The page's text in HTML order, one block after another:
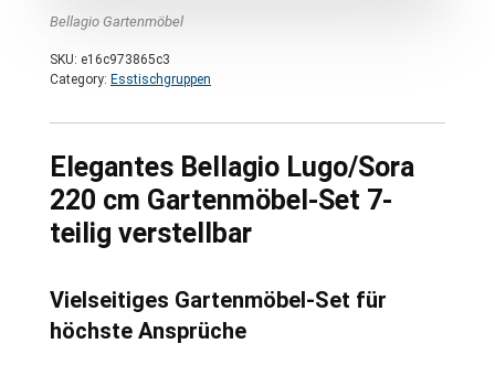
Bellagio Gartenmöbel
SKU: e16c973865c3
Category: Esstischgruppen
Elegantes Bellagio Lugo/Sora
220 cm Gartenmöbel-Set 7-
teilig verstellbar
Vielseitiges Gartenmöbel-Set für
höchste Ansprüche